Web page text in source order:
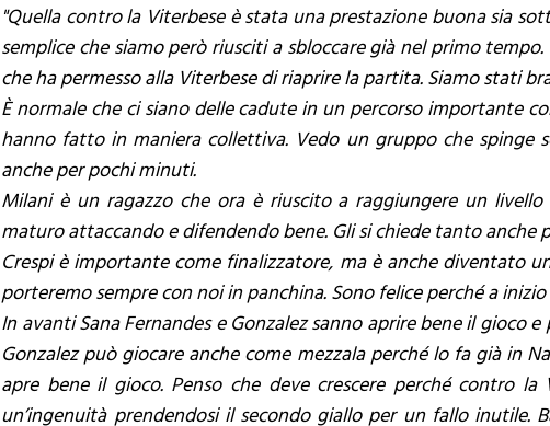
"Quella contro la Viterbese è stata una prestazione buona sia
semplice che siamo però riusciti a sbloccare già nel primo
che ha permesso alla Viterbese di riaprire la partita. Siamo stati
È normale che ci siano delle cadute in un percorso importante
hanno fatto in maniera collettiva. Vedo un gruppo che
anche per pochi minuti.
Milani è un ragazzo che ora è riuscito a raggiungere un
maturo attaccando e difendendo bene. Gli si chiede tanto anche
Crespi è importante come finalizzatore, ma è anche diventato
porteremo sempre con noi in panchina. Sono felice perché a
In avanti Sana Fernandes e Gonzalez sanno aprire bene il gioco
Gonzalez può giocare anche come mezzala perché lo fa già in
apre bene il gioco. Penso che deve crescere perché contro
un’ingenuità prendendosi il secondo giallo per un fallo